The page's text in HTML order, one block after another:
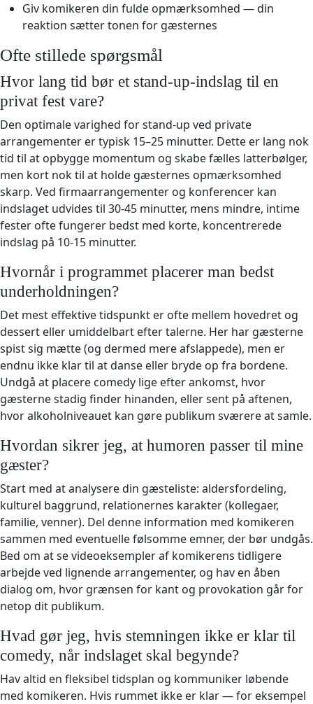
Giv komikeren din fulde opmærksomhed — din
reaktion sætter tonen for gæsternes
Ofte stillede spørgsmål
Hvor lang tid bør et stand-up-indslag til en
privat fest vare?
Den optimale varighed for stand-up ved private
arrangementer er typisk 15–25 minutter. Dette er lang nok
tid til at opbygge momentum og skabe fælles latterbølger,
men kort nok til at holde gæsternes opmærksomhed
skarp. Ved firmaarrangementer og konferencer kan
indslaget udvides til 30-45 minutter, mens mindre, intime
fester ofte fungerer bedst med korte, koncentrerede
indslag på 10-15 minutter.
Hvornår i programmet placerer man bedst
underholdningen?
Det mest effektive tidspunkt er ofte mellem hovedret og
dessert eller umiddelbart efter talerne. Her har gæsterne
spist sig mætte (og dermed mere afslappede), men er
endnu ikke klar til at danse eller bryde op fra bordene.
Undgå at placere comedy lige efter ankomst, hvor
gæsterne stadig finder hinanden, eller sent på aftenen,
hvor alkoholniveauet kan gøre publikum sværere at samle.
Hvordan sikrer jeg, at humoren passer til mine
gæster?
Start med at analysere din gæsteliste: aldersfordeling,
kulturel baggrund, relationernes karakter (kollegaer,
familie, venner). Del denne information med komikeren
sammen med eventuelle følsomme emner, der bør undgås.
Bed om at se videoeksempler af komikerens tidligere
arbejde ved lignende arrangementer, og hav en åben
dialog om, hvor grænsen for kant og provokation går for
netop dit publikum.
Hvad gør jeg, hvis stemningen ikke er klar til
comedy, når indslaget skal begynde?
Hav altid en fleksibel tidsplan og kommuniker løbende
med komikeren. Hvis rummet ikke er klar — for eksempel